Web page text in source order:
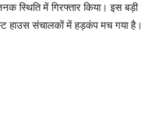
स्थिति में गिरफ्तार किया। इस बड़ी
हाउस संचालकों में हड़कंप मच गया है।